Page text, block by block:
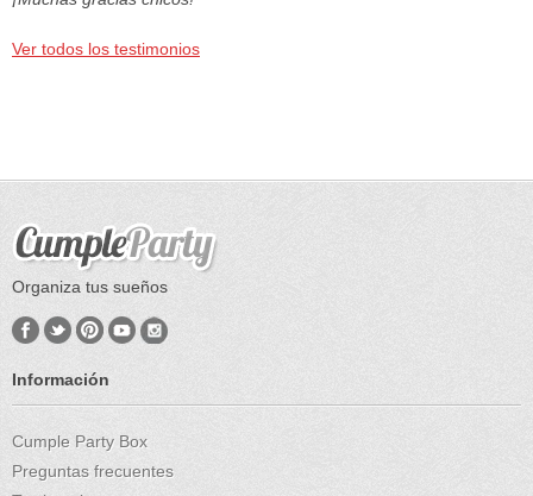
Ver todos los testimonios
Organiza tus sueños
Información
Cumple Party Box
Preguntas frecuentes